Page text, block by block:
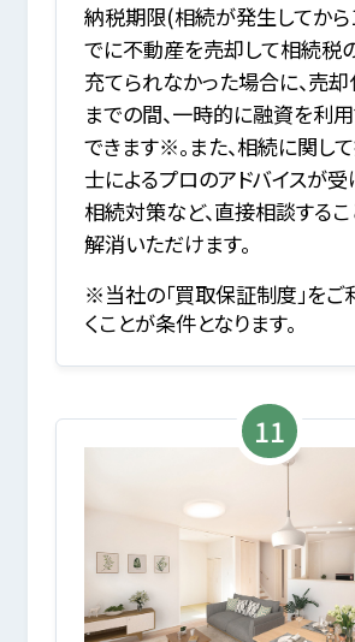
納税期限(相続が発生してから
でに不動産を売却して相続税
充てられなかった場合に、売
までの間、一時的に融資を利
できます※。また、相続に関し
士によるプロのアドバイスが受
相続対策など、直接相談する
解消いただけます。
※当社の「買取保証制度」をご
くことが条件となります。
11